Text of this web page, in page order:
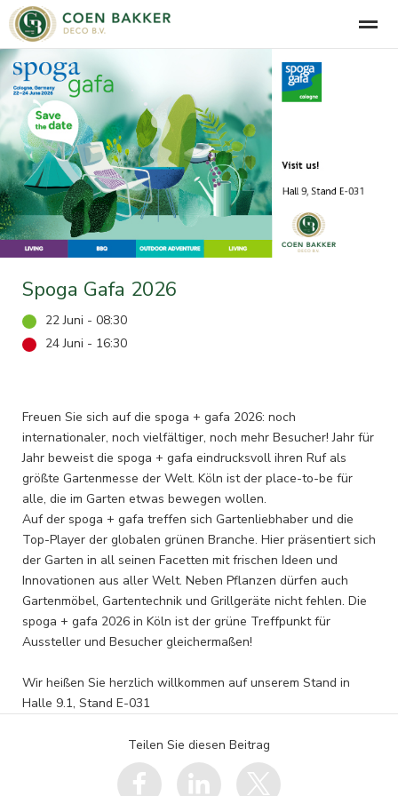
Über uns Historie Kontakt
Start Anrufen Aktivitäten
Spoga Gafa 2026
22 Juni - 08:30
24 Juni - 16:30
Freuen Sie sich auf die spoga + gafa 2026: noch
internationaler, noch vielfältiger, noch mehr Besucher! Jahr für
Jahr beweist die spoga + gafa eindrucksvoll ihren Ruf als
größte Gartenmesse der Welt. Köln ist der place-to-be für
alle, die im Garten etwas bewegen wollen.
Auf der spoga + gafa treffen sich Gartenliebhaber und die
Top-Player der globalen grünen Branche. Hier präsentiert sich
der Garten in all seinen Facetten mit frischen Ideen und
Innovationen aus aller Welt. Neben Pflanzen dürfen auch
Gartenmöbel, Gartentechnik und Grillgeräte nicht fehlen. Die
spoga + gafa 2026 in Köln ist der grüne Treffpunkt für
Aussteller und Besucher gleichermaßen!
Wir heißen Sie herzlich willkommen auf unserem Stand in
Halle 9.1, Stand E-031
Teilen Sie diesen Beitrag